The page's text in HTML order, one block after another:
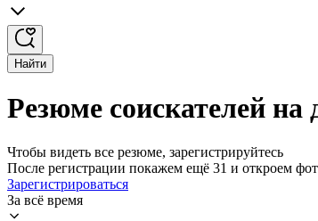
Найти
Резюме соискателей
Чтобы видеть все резюме, зарегистрируйтесь
После регистрации покажем ещё 31 и откроем
Зарегистрироваться
За всё время